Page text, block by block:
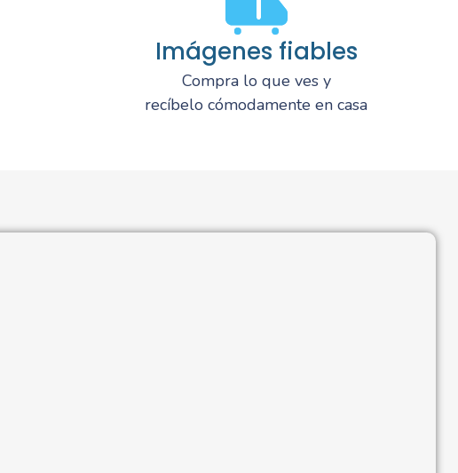
Imágenes fiables
Compra lo que ves y
recíbelo cómodamente en casa